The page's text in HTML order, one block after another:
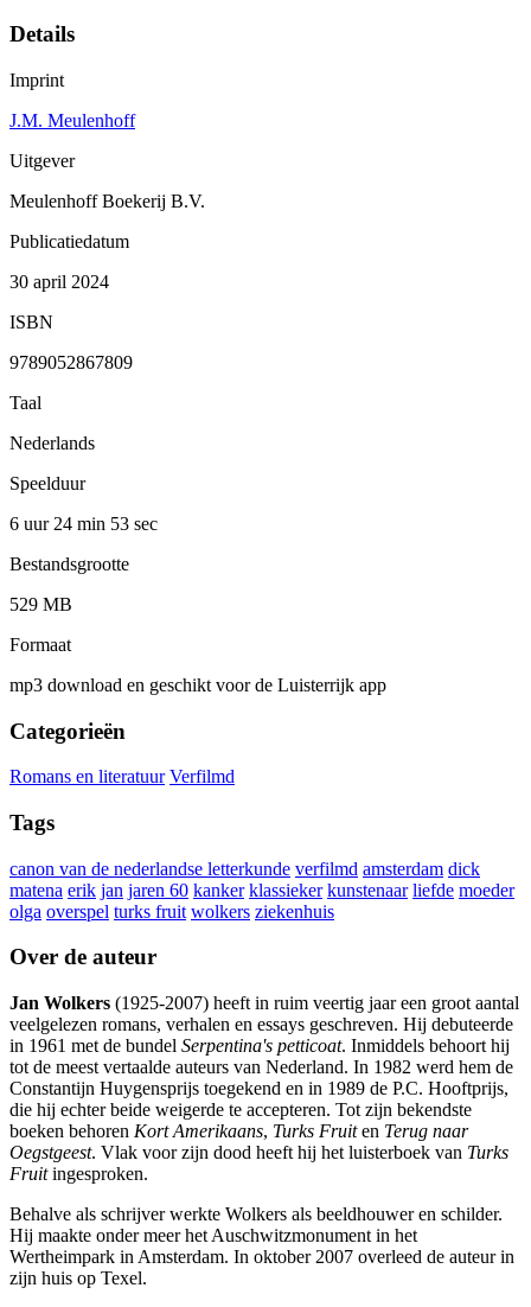
Details
Imprint
J.M. Meulenhoff
Uitgever
Meulenhoff Boekerij B.V.
Publicatiedatum
30 april 2024
ISBN
9789052867809
Taal
Nederlands
Speelduur
6 uur 24 min 53 sec
Bestandsgrootte
529 MB
Formaat
mp3 download en geschikt voor de Luisterrijk app
Categorieën
Romans en literatuur Verfilmd
Tags
canon van de nederlandse letterkunde verfilmd amsterdam dick
matena erik jan jaren 60 kanker klassieker kunstenaar liefde moeder
olga overspel turks fruit wolkers ziekenhuis
Over de auteur
Jan Wolkers (1925-2007) heeft in ruim veertig jaar een groot aantal
veelgelezen romans, verhalen en essays geschreven. Hij debuteerde
in 1961 met de bundel Serpentina's petticoat. Inmiddels behoort hij
tot de meest vertaalde auteurs van Nederland. In 1982 werd hem de
Constantijn Huygensprijs toegekend en in 1989 de P.C. Hooftprijs,
die hij echter beide weigerde te accepteren. Tot zijn bekendste
boeken behoren Kort Amerikaans, Turks Fruiten Terug naar
Oegstgeest. Vlak voor zijn dood heeft hij het luisterboek van Turks
Fruitingesproken.
Behalve als schrijver werkte Wolkers als beeldhouwer en schilder.
Hij maakte onder meer het Auschwitzmonument in het
Wertheimpark in Amsterdam. In oktober 2007 overleed de auteur in
zijn huis op Texel.